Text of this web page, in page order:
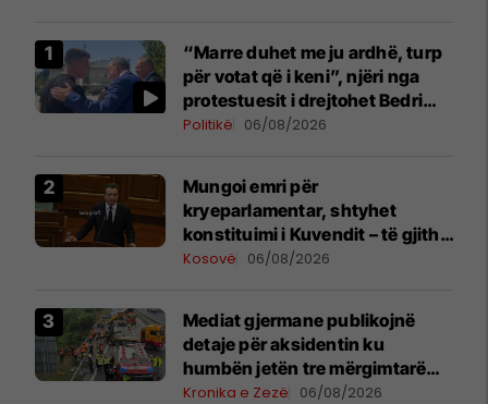
“Marre duhet me ju ardhë, turp
për votat që i keni”, njëri nga
protestuesit i drejtohet Bedri
Hamzës
Politikë 06/08/2026
Mungoi emri për
kryeparlamentar, shtyhet
konstituimi i Kuvendit – të gjitha
detajet
Kosovë 06/08/2026
Mediat gjermane publikojnë
detaje për aksidentin ku
humbën jetën tre mërgimtarë
nga Komogllava e Ferizajt
Kronika e Zezë 06/08/2026